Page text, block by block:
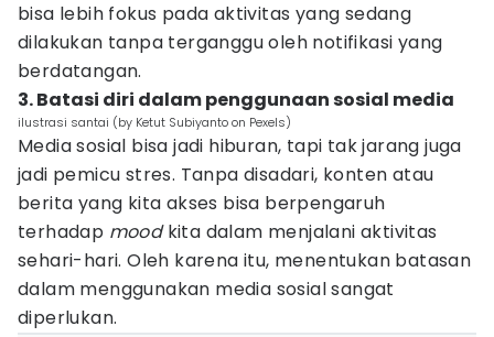
bisa lebih fokus pada aktivitas yang sedang
dilakukan tanpa terganggu oleh notifikasi yang
berdatangan.
3. Batasi diri dalam penggunaan sosial media
ilustrasi santai (by Ketut Subiyanto on Pexels)
Media sosial bisa jadi hiburan, tapi tak jarang juga
jadi pemicu stres. Tanpa disadari, konten atau
berita yang kita akses bisa berpengaruh
terhadap moodkita dalam menjalani aktivitas
sehari-hari. Oleh karena itu, menentukan batasan
dalam menggunakan media sosial sangat
diperlukan.